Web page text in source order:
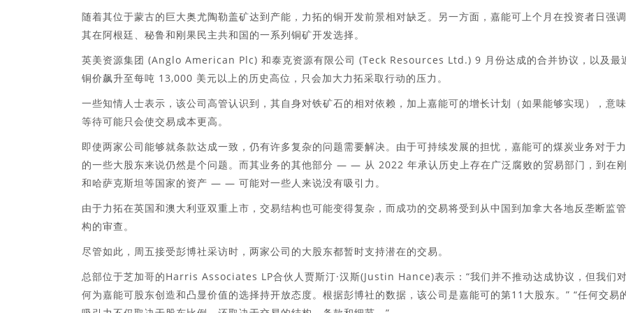
随着其位于蒙古的巨大奥尤陶勒盖矿达到产能，力拓的铜开发前景相对缺乏。另一方面，嘉能可上个月在投资者日强
其在阿根廷、秘鲁和刚果民主共和国的一系列铜矿开发选择。
英美资源集团 (Anglo American Plc) 和泰克资源有限公司 (Teck Resources Ltd.) 9 月份达成的合并协议，以及最
铜价飙升至每吨 13,000 美元以上的历史高位，只会加大力拓采取行动的压力。
一些知情人士表示，该公司高管认识到，其自身对铁矿石的相对依赖，加上嘉能可的增长计划（如果能够实现），意
等待可能只会使交易成本更高。
即使两家公司能够就条款达成一致，仍有许多复杂的问题需要解决。由于可持续发展的担忧，嘉能可的煤炭业务对于
的一些大股东来说仍然是个问题。而其业务的其他部分 — — 从 2022 年承认历史上存在广泛腐败的贸易部门，到在
和哈萨克斯坦等国家的资产 — — 可能对一些人来说没有吸引力。
由于力拓在英国和澳大利亚双重上市，交易结构也可能变得复杂，而成功的交易将受到从中国到加拿大各地反垄断监
构的审查。
尽管如此，周五接受彭博社采访时，两家公司的大股东都暂时支持潜在的交易。
总部位于芝加哥的Harris Associates LP合伙人贾斯汀·汉斯(Justin Hance)表示：“我们并不推动达成协议，但我们
何为嘉能可股东创造和凸显价值的选择持开放态度。根据彭博社的数据，该公司是嘉能可的第11大股东。” “任何交易